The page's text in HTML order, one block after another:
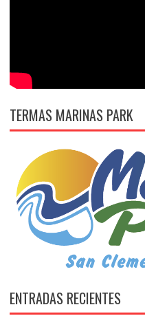
TERMAS MARINAS PARK
ENTRADAS RECIENTES